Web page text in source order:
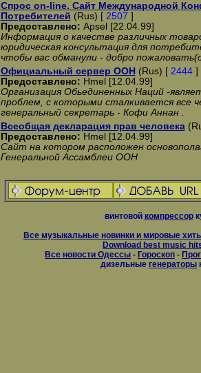
Спрос on-line. Cайт Международной
Потребителей (Rus) [ 2507 ]
Предоставлено: Apsel [22.04.99]
Информация о качестве различных
юридическая консультация для
чтобы вас обманули - добро
Официальный сервер ООН (Rus) [ 2444]
Предоставлено: Hmel [12.04.99]
Организация Обьединенных Наций -
проблем, с которыми сталкивается все
генеральный секретарь - Кофи Аннан .
Всеобщая декларация прав человека
Предоставлено: Hmel [12.04.99]
Сайт на котором расположен
Генеральной Ассамблеи ООН
винтовой компрессор
Все музыкальные новинки и мировые
Download best music
Все новости Одессы - Гороскоп -
дизельные генераторы